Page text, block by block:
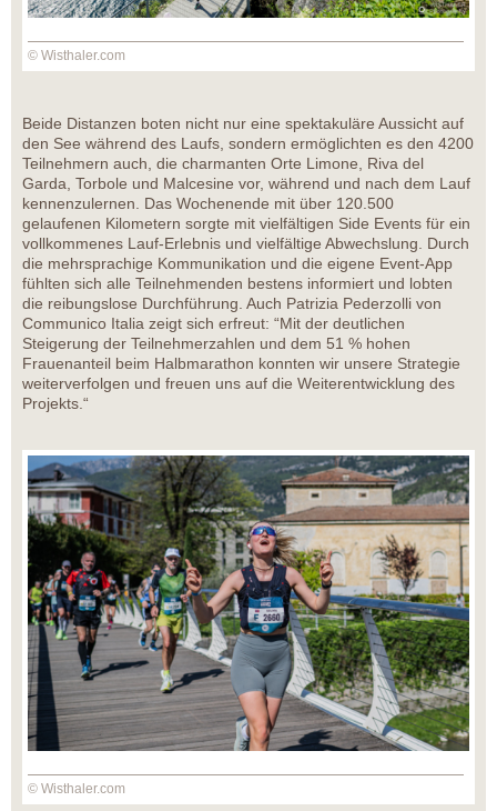
© Wisthaler.com
Beide Distanzen boten nicht nur eine spektakuläre Aussicht auf
den See während des Laufs, sondern ermöglichten es den 4200
Teilnehmern auch, die charmanten Orte Limone, Riva del
Garda, Torbole und Malcesine vor, während und nach dem Lauf
kennenzulernen. Das Wochenende mit über 120.500
gelaufenen Kilometern sorgte mit vielfältigen Side Events für ein
vollkommenes Lauf-Erlebnis und vielfältige Abwechslung. Durch
die mehrsprachige Kommunikation und die eigene Event-App
fühlten sich alle Teilnehmenden bestens informiert und lobten
die reibungslose Durchführung. Auch Patrizia Pederzolli von
Communico Italia zeigt sich erfreut: “Mit der deutlichen
Steigerung der Teilnehmerzahlen und dem 51 % hohen
Frauenanteil beim Halbmarathon konnten wir unsere Strategie
weiterverfolgen und freuen uns auf die Weiterentwicklung des
Projekts.“
© Wisthaler.com